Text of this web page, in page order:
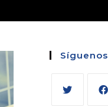
Síguenos